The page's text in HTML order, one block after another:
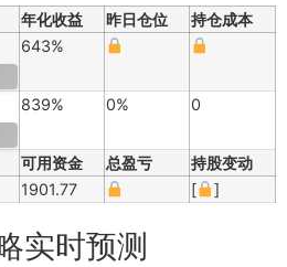
年化收益 昨日仓位 持仓成本
643%
839% 0% 0
可用资金 总盈亏
持股变动
1901.77 [ ]
实时预测